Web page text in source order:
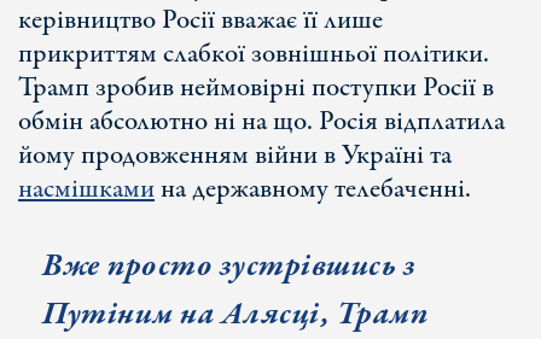
керівництво Росії вважає її лише
прикриттям слабкої зовнішньої політики.
Трамп зробив неймовірні поступки Росії в
обмін абсолютно ні на що. Росія відплатила
йому продовженням війни в Україні та
насмішкамина державному телебаченні.
Вже просто зустрівшись з
Путіним на Алясці, Трамп